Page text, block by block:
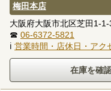
梅田本店
大阪府大阪市北区芝田1-
☎ 06-6372-5821
ℹ 営業時間・店休日・アク